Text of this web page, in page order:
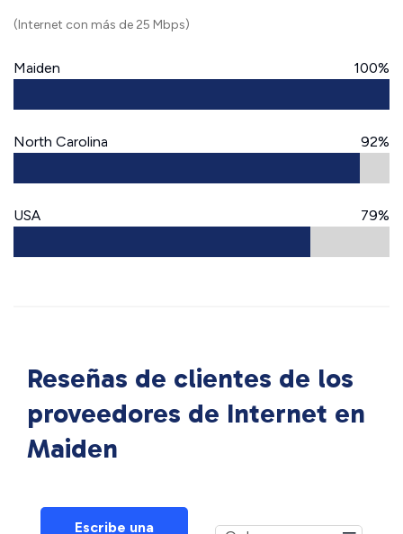
(Internet con más de 25 Mbps)
Maiden 100%
North Carolina 92%
USA 79%
Reseñas de clientes de los
proveedores de Internet en
Maiden
Escribe una